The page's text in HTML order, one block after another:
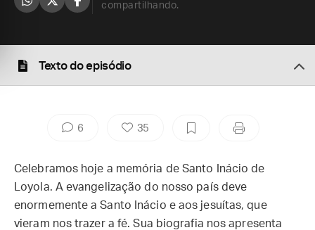
compartilhando.
Texto do episódio
6 35
Celebramos hoje a memória de Santo Inácio de
Loyola. A evangelização do nosso país deve
enormemente a Santo Inácio e aos jesuítas, que
vieram nos trazer a fé. Sua biografia nos apresenta